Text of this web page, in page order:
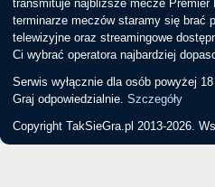
transmituje najbliższe mecze Premier
terminarze meczów staramy się brać
telewizyjne oraz streamingowe
Ci wybrać operatora najbardziej
Serwis wyłącznie dla osób powyżej
Graj odpowiedzialnie.Szczegóły
Copyright TakSieGra.pl 2013-2026.